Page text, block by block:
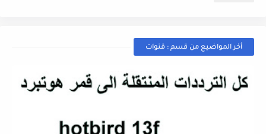
أخر المواضيع من قسم : قنوات